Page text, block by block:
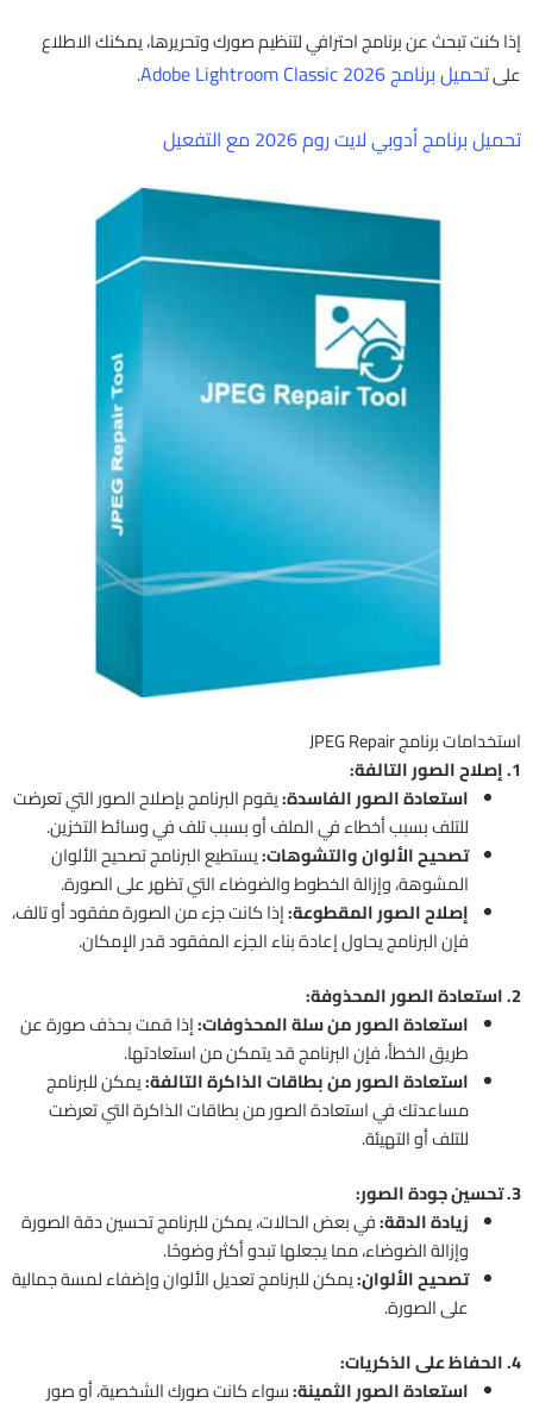
إذا كنت تبحث عن برنامج احترافي لتنظيم صورك وتحريرها، يمكنك الاطلاع
علىتحميل برنامج Adobe Lightroom Classic 2026 .
تحميل برنامج أدوبي لايت روم 2026 مع التفعيل
استخدامات برنامج JPEG Repair
1. إصلاح الصور التالفة:
استعادة الصور الفاسدة:يقوم البرنامج بإصلاح الصور التي تعرضت
للتلف بسبب أخطاء في الملف أو بسبب تلف في وسائط التخزين.
تصحيح الألوان والتشوهات:يستطيع البرنامج تصحيح الألوان
المشوهة، وإزالة الخطوط والضوضاء التي تظهر على الصورة.
إصلاح الصور المقطوعة:إذا كانت جزء من الصورة مفقود أو تالف،
فإن البرنامج يحاول إعادة بناء الجزء المفقود قدر الإمكان.
2. استعادة الصور المحذوفة:
استعادة الصور من سلة المحذوفات:إذا قمت بحذف صورة عن
طريق الخطأ، فإن البرنامج قد يتمكن من استعادتها.
استعادة الصور من بطاقات الذاكرة التالفة:يمكن للبرنامج
مساعدتك في استعادة الصور من بطاقات الذاكرة التي تعرضت
للتلف أو التهيئة.
3. تحسين جودة الصور:
زيادة الدقة:في بعض الحالات، يمكن للبرنامج تحسين دقة الصورة
وإزالة الضوضاء، مما يجعلها تبدو أكثر وضوحًا.
تصحيح الألوان:يمكن للبرنامج تعديل الألوان وإضفاء لمسة جمالية
على الصورة.
4. الحفاظ على الذكريات:
استعادة الصور الثمينة:سواء كانت صورك الشخصية، أو صور